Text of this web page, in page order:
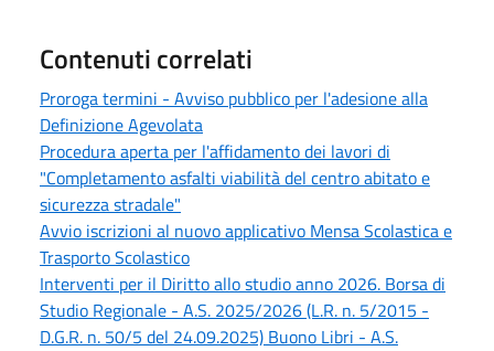
Contenuti correlati
Proroga termini - Avviso pubblico per l'adesione alla
Definizione Agevolata
Procedura aperta per l'affidamento dei lavori di
"Completamento asfalti viabilità del centro abitato e
sicurezza stradale"
Avvio iscrizioni al nuovo applicativo Mensa Scolastica e
Trasporto Scolastico
Interventi per il Diritto allo studio anno 2026. Borsa di
Studio Regionale - A.S. 2025/2026 (L.R. n. 5/2015 -
D.G.R. n. 50/5 del 24.09.2025) Buono Libri - A.S.